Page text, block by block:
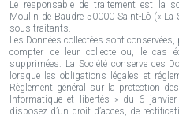
Le responsable de traitement est la
Moulin de Baudre 50000 Saint-Lô (« La
sous-traitants.
Les Données collectées sont
compter de leur collecte ou, le cas
supprimées. La Société conserve ces
lorsque les obligations légales et
Règlement général sur la protection
Informatique et libertés » du 6
disposez d’un droit d’accès, de